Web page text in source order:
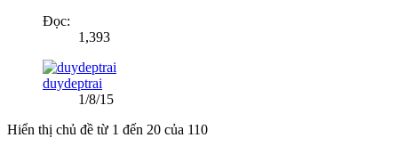
Đọc:
1,393
duydeptrai
1/8/15
Hiển thị chủ đề từ 1 đến 20 của 110